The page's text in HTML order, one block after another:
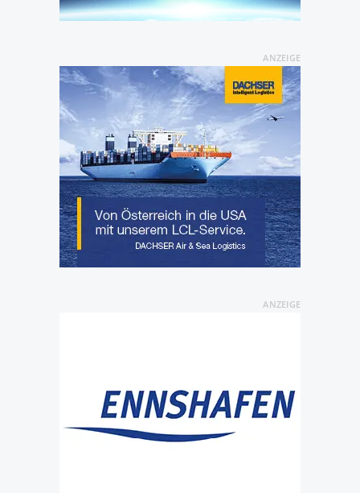
ANZEIGE
ANZEIGE